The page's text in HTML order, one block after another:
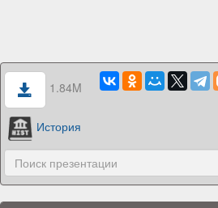
1.84M
История